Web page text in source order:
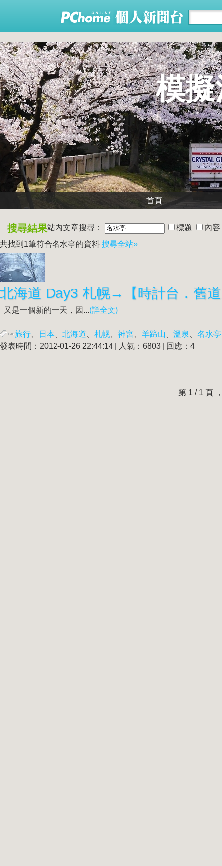
模
首頁
搜尋結果站內文章搜尋： 標題
內容
共找到1筆符合名水亭的資料 搜尋全站»
又是一個新的一天，因...(詳全文)
旅行 日本 北海道 札幌 神宮 羊蹄山 溫泉 名水亭
發表時間：2012-01-26 22:44:14 | 人氣：6803 | 回應：4
第 1 / 1